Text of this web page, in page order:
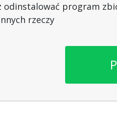
odinstalować program
rzeczy